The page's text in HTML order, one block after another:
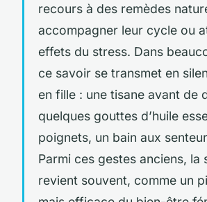
recours à des remèdes
accompagner leur cycle ou
effets du stress. Dans
ce savoir se transmet en
en fille : une tisane avant de
quelques gouttes d’huile
poignets, un bain aux
Parmi ces gestes anciens, la
revient souvent, comme un